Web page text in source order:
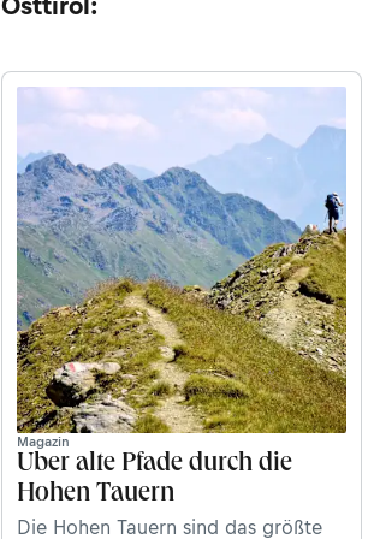
Magazin
Über alte Pfade durch die
Hohen Tauern
Die Hohen Tauern sind das größte